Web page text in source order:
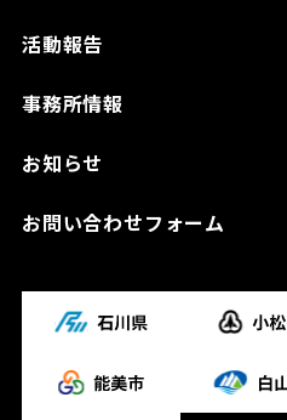
活動報告
事務所情報
お知らせ
お問い合わせフォーム